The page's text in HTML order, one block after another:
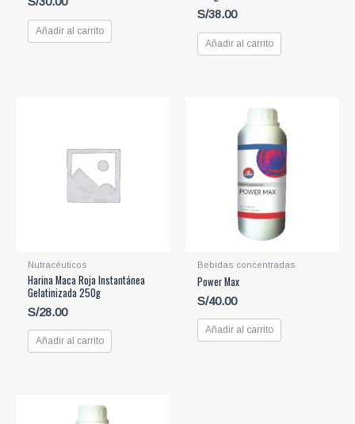
Añadir al carrito
S/38.00
Añadir al carrito
Nutracéuticos
Harina Maca Roja Instantánea
Gelatinizada 250g
S/28.00
Añadir al carrito
Bebidas concentradas
Power Max
S/40.00
Añadir al carrito